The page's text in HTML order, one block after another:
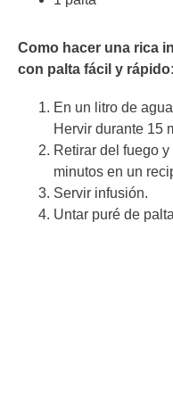
Como hacer una rica
con palta fácil y rápido:
En un litro de
Hervir durante 15
Retirar del fuego
minutos en un
Servir infusión.
Untar puré de